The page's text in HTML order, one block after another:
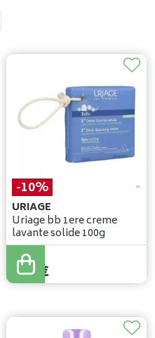
-10%
URIAGE
Uriage bb 1ere creme
lavante solide 100g
7,01€
6,31 €